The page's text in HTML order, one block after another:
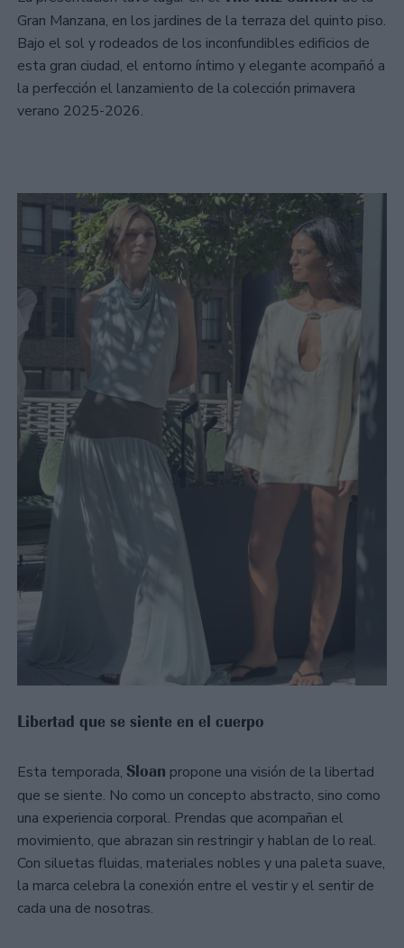
Gran Manzana, en los jardines de la terraza del quinto piso.
Bajo el sol y rodeados de los inconfundibles edificios de
esta gran ciudad, el entorno íntimo y elegante acompañó a
la perfección el lanzamiento de la colección primavera
verano 2025-2026.
Libertad que se siente en el cuerpo
Esta temporada, Sloan propone una visión de la libertad
que se siente. No como un concepto abstracto, sino como
una experiencia corporal. Prendas que acompañan el
movimiento, que abrazan sin restringir y hablan de lo real.
Con siluetas fluidas, materiales nobles y una paleta suave,
la marca celebra la conexión entre el vestir y el sentir de
cada una de nosotras.